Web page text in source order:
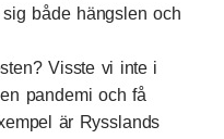
både hängslen och
Visste vi inte i
pandemi och få
är Rysslands